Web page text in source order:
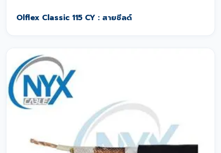
Olflex Classic 115 CY : สายชีลด์